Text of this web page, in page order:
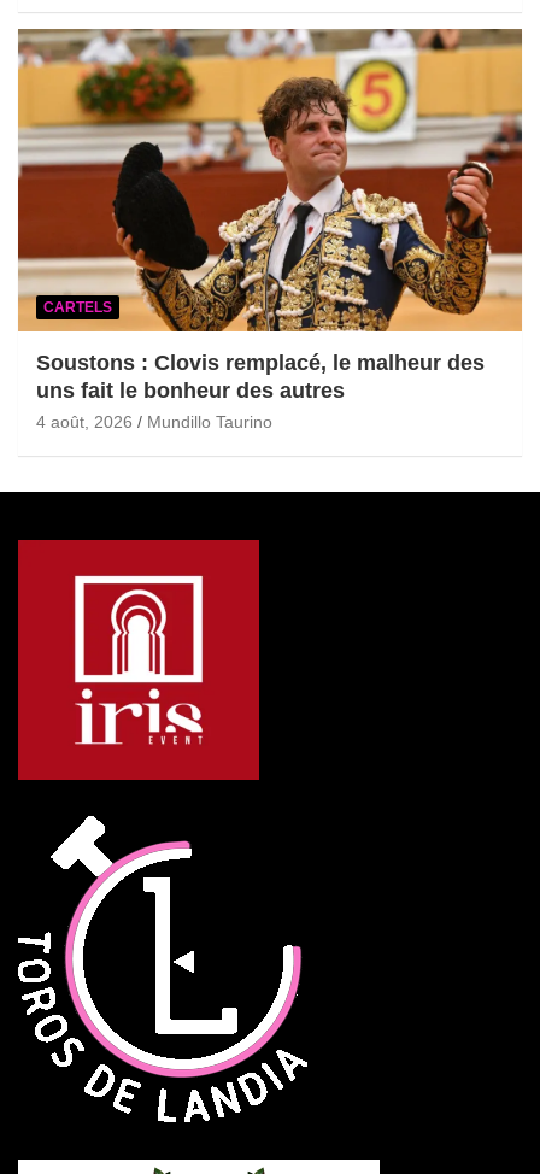
CARTELS
Soustons : Clovis remplacé, le malheur des
uns fait le bonheur des autres
4 août, 2026 Mundillo Taurino